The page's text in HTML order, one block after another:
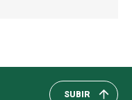
SUBIR